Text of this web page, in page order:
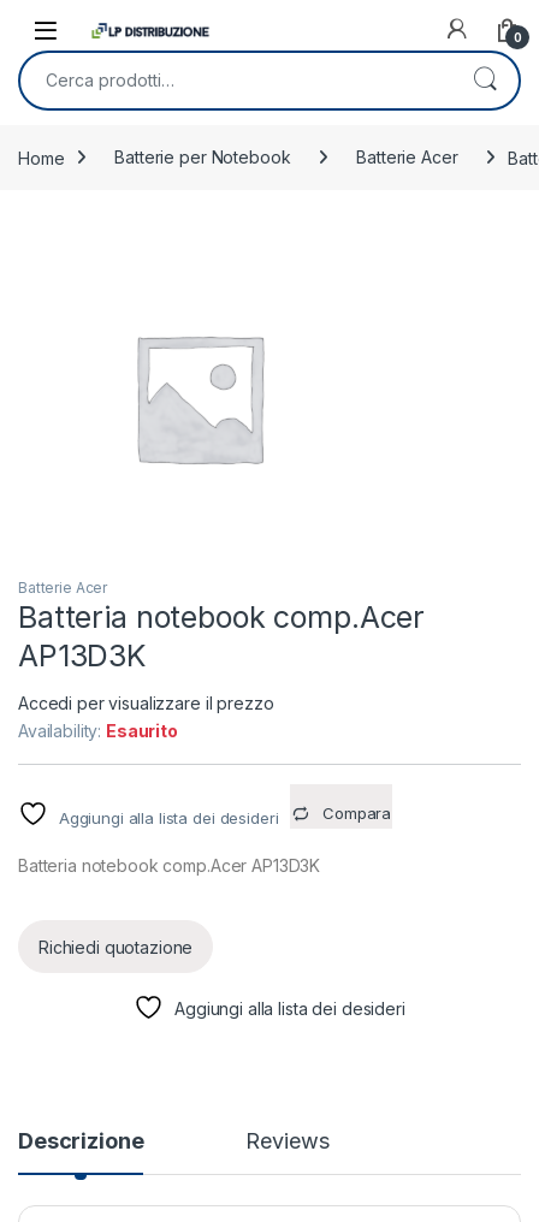
0
Cerca:
Home Batterie per Notebook Batterie Acer
Batterie Acer
Batteria notebook comp.Acer
AP13D3K
Accedi per visualizzare il prezzo
Availability: Esaurito
Aggiungi alla lista dei desideri Compara
Batteria notebook comp.Acer AP13D3K
Richiedi quotazione
Aggiungi alla lista dei desideri
Descrizione Reviews